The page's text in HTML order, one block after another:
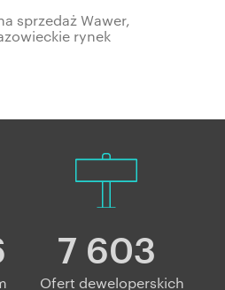
sprzedaż Wawer,
rynek
7 603
Ofert deweloperskich